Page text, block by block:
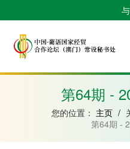
安
比
绍
第64期 -
您的位置： 主页 /
第64期 -